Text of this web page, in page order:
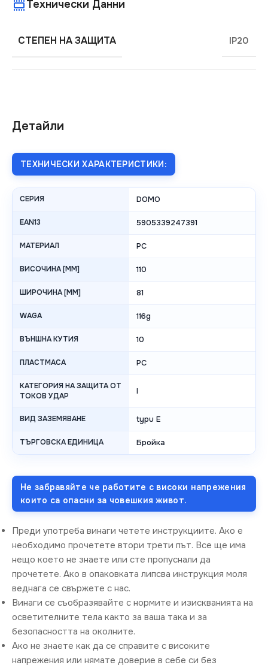
Детайли
ТЕХНИЧЕСКИ ХАРАКТЕРИСТИКИ:
СЕРИЯ DOMO
EAN13 5905339247391
МАТЕРИАЛ PC
ВИСОЧИНА [MM] 110
ШИРОЧИНА [MM] 81
WAGA 116g
ВЪНШНА КУТИЯ 10
ПЛАСТМАСА PC
КАТЕГОРИЯ НА ЗАЩИТА ОТ
ТОКОВ УДАР
I
ВИД ЗАЗЕМЯВАНЕ typu E
ТЪРГОВСКА ЕДИНИЦА Бройка
Не забравяйте че работите с високи напрежения
които са опасни за човешкия живот.
Преди употреба винаги четете инструкциите. Ако е
необходимо прочетете втори трети път. Все ще има
нещо което не знаете или сте пропуснали да
прочетете. Ако в опаковката липсва инструкция моля
веднага се свържете с нас.
Винаги се съобразявайте с нормите и изискванията на
осветителните тела както за ваша така и за
безопасността на околните.
Ако не знаете как да се справите с високите
напрежения или нямате доверие в себе си без
Технически Данни
СТЕПЕН НА ЗАЩИТА IP20